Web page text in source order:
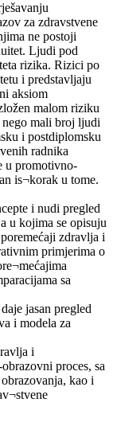
za zdravstvene
ne postoji
Ljudi pod
rizika. Rizici po
i predstavljaju
aksiom
malom riziku
nego mali broj ljudi
i postdiplomsku
radnika
u promotivno-
is¬korak u tome.
i nudi pregled
u kojima se opisuju
zdravlja i
primjerima o
sa
jasan pregled
i modela za
i
proces, sa
kao i